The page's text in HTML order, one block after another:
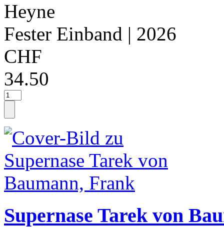
Heyne
Fester Einband | 2026
CHF
34.50
Supernase Tarek von